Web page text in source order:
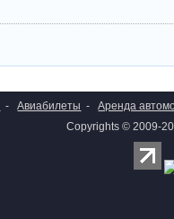
- Авиабилеты -
Аренда
Copyrights © 2009-